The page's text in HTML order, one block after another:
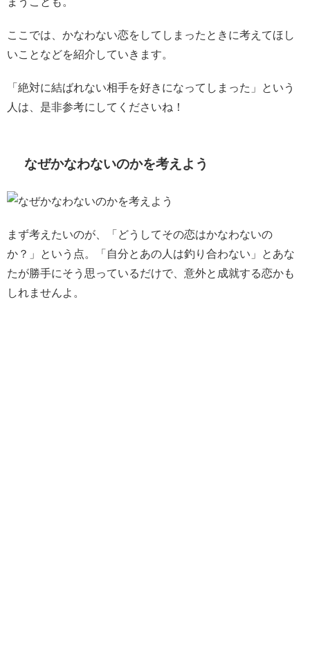
ここでは、かなわない恋をしてしまったときに考えてほし
いことなどを紹介していきます。
「絶対に結ばれない相手を好きになってしまった」という
人は、是非参考にしてくださいね！
なぜかなわないのかを考えよう
まず考えたいのが、「どうしてその恋はかなわないの
か？」という点。「自分とあの人は釣り合わない」とあな
たが勝手にそう思っているだけで、意外と成就する恋かも
しれませんよ。